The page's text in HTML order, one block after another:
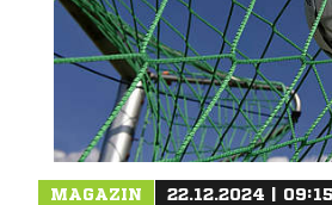
MAGAZIN 22.12.2024 | 09:15